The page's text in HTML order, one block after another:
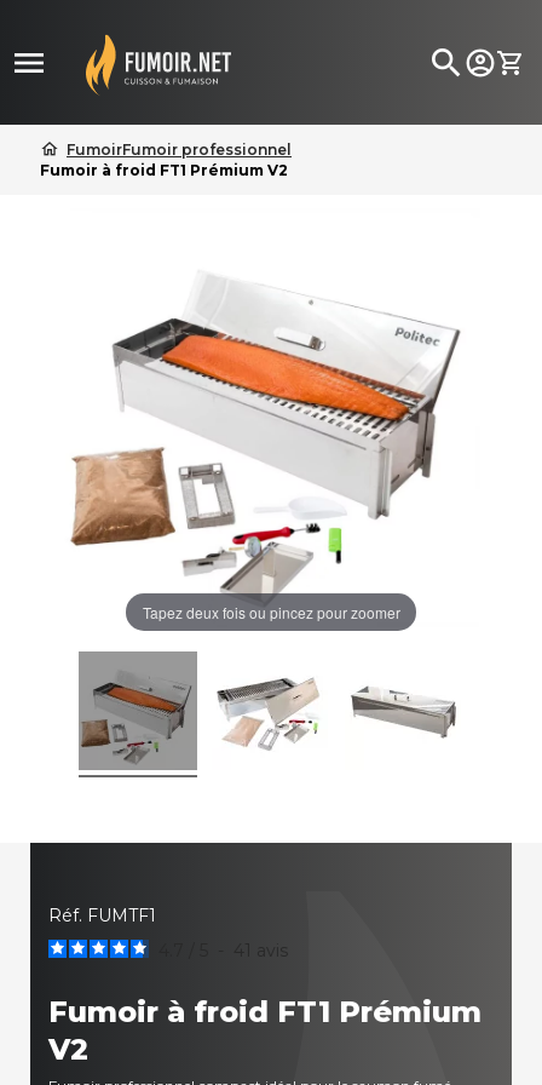
 search
home FumoirFumoir professionnel
Fumoir à froid FT1 Prémium V2
Tapez deux fois ou pincez pour zoomer
Réf. FUMTF1
avis
Fumoir à froid FT1 Prémium
V2